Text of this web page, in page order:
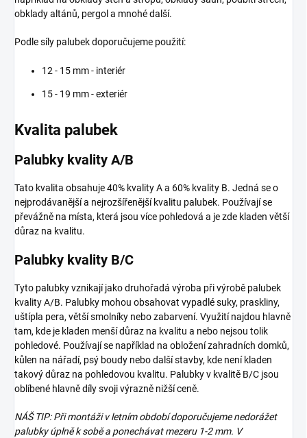
obklady altánů, pergol a mnohé další.
Podle síly palubek doporučujeme použití:
12 - 15 mm - interiér
15 - 19 mm - exteriér
Kvalita palubek
Palubky kvality A/B
Tato kvalita obsahuje 40% kvality A a 60% kvality B. Jedná se o
nejprodávanější a nejrozšířenější kvalitu palubek. Používají se
převážně na místa, která jsou více pohledová a je zde kladen větší
důraz na kvalitu.
Palubky kvality B/C
Tyto palubky vznikají jako druhořadá výroba při výrobě palubek
kvality A/B. Palubky mohou obsahovat vypadlé suky, praskliny,
uštípla pera, větší smolníky nebo zabarvení. Využití najdou hlavně
tam, kde je kladen menší důraz na kvalitu a nebo nejsou tolik
pohledové. Používají se například na obložení zahradních domků,
kůlen na nářadí, psý boudy nebo další stavby, kde není kladen
takový důraz na pohledovou kvalitu. Palubky v kvalitě B/C jsou
oblíbené hlavně díly svoji výrazně nižší ceně.
NÁŠ TIP: Při montáži v letním období doporučujeme nedorážet
palubky úplně k sobě a ponechávat mezeru 1-2 mm. V